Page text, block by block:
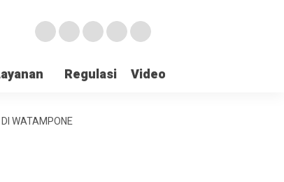
Regulasi Video
WATAMPONE